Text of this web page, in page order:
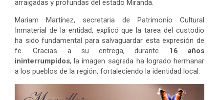
arraigadas y profundas del estado Miranda.
Mariam Martínez, secretaria de Patrimonio Cultural
Inmaterial de la entidad, explicó que la tarea del custodio
ha sido fundamental para salvaguardar esta expresión de
fe. Gracias a su entrega, durante 16 años
ininterrumpidos, la imagen sagrada ha logrado hermanar
a los pueblos de la región, fortaleciendo la identidad local.